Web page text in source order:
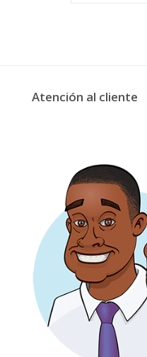
Atención al cliente